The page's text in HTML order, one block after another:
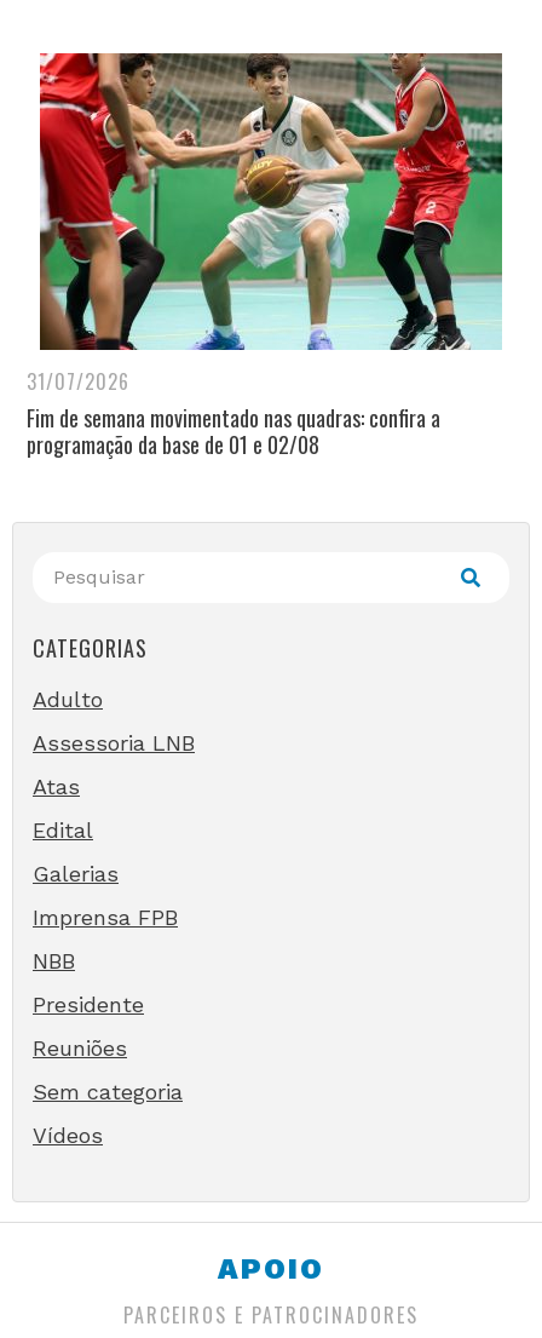
31/07/2026
Fim de semana movimentado nas quadras: confira a
programação da base de 01 e 02/08
CATEGORIAS
Adulto
Assessoria LNB
Atas
Edital
Galerias
Imprensa FPB
NBB
Presidente
Reuniões
Sem categoria
Vídeos
APOIO
PARCEIROS E PATROCINADORES